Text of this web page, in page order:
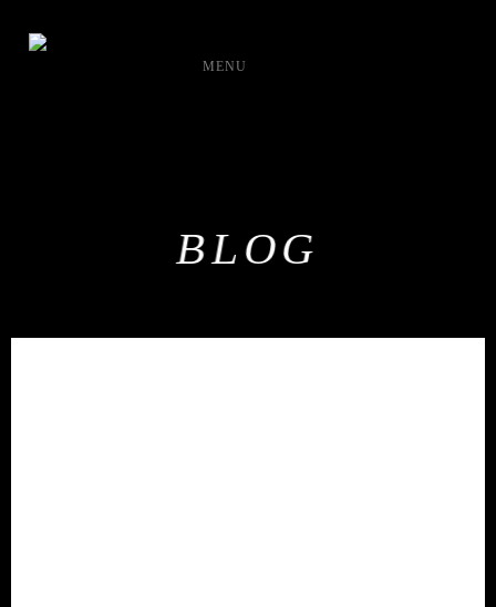
MENU
BLOG